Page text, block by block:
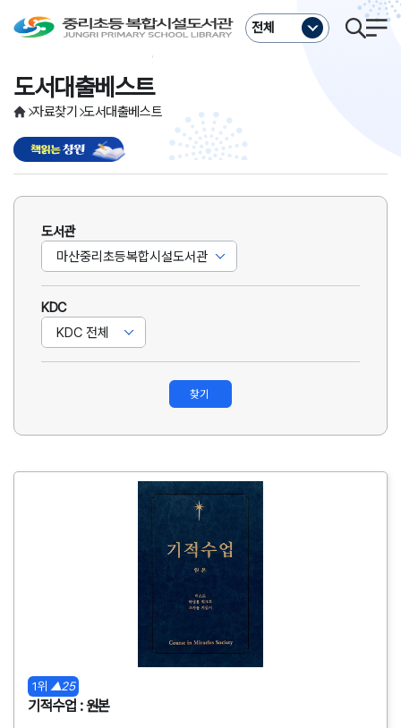
전체
자료찾기 도서대출베스트
도서대출베스트
도서관
KDC
찾기
1위 ▲25
기적수업 : 원본